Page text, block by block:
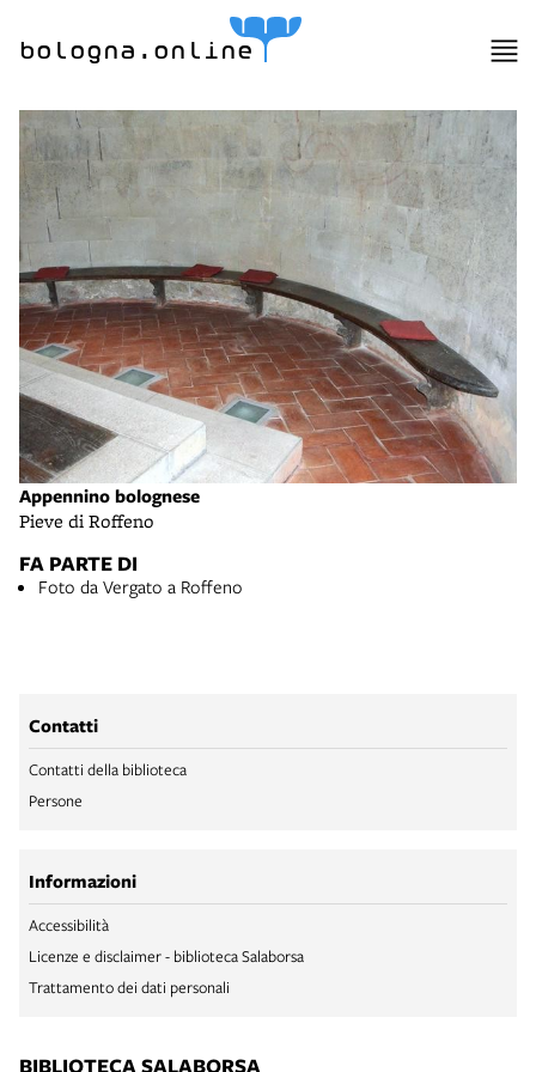
bologna.online
Appennino bolognese
Pieve di Roffeno
FA PARTE DI
Foto da Vergato a Roffeno
Contatti
Contatti della biblioteca
Persone
Informazioni
Accessibilità
Licenze e disclaimer - biblioteca Salaborsa
Trattamento dei dati personali
BIBLIOTECA SALABORSA